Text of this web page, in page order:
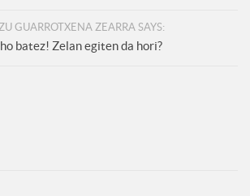
GUARROTXENA ZEARRA SAYS:
batez! Zelan egiten da hori?